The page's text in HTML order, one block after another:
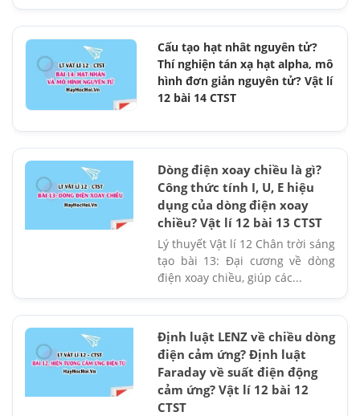
Cấu tạo hạt nhât nguyên tử?
Thí nghiện tán xạ hạt alpha, mô
hình đơn giản nguyên tử? Vật lí
12 bài 14 CTST
Dòng điện xoay chiều là gì?
Công thức tính I, U, E hiệu
dụng của dòng điện xoay
chiều? Vật lí 12 bài 13 CTST
Lý thuyết Vật lí 12 Chân trời sáng
tạo bài 13: Đại cương về dòng
điện xoay chiều, giúp các...
Định luật LENZ về chiều dòng
điện cảm ứng? Định luật
Faraday về suất điện động
cảm ứng? Vật lí 12 bài 12
CTST